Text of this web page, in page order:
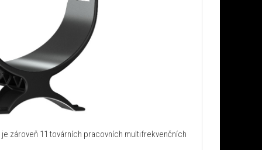
zároveň 11 továrních pracovních multifrekvenčních